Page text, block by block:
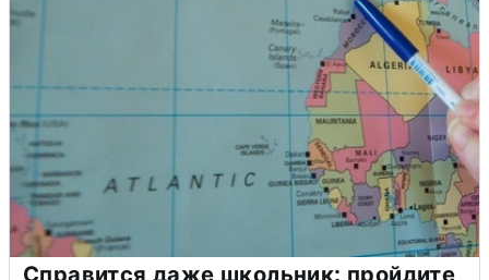
Справится даже школьник: пройдите